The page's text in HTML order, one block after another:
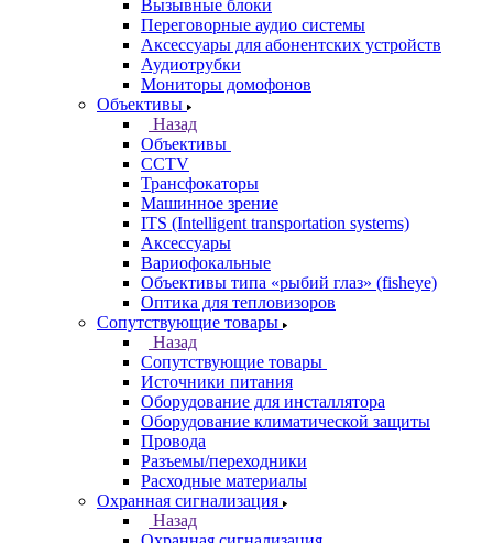
Вызывные блоки
Переговорные аудио системы
Аксессуары для абонентских устройств
Аудиотрубки
Мониторы домофонов
Объективы
Назад
Объективы
CCTV
Трансфокаторы
Машинное зрение
ITS (Intelligent transportation systems)
Аксессуары
Вариофокальные
Объективы типа «рыбий глаз» (fisheye)
Оптика для тепловизоров
Сопутствующие товары
Назад
Сопутствующие товары
Источники питания
Оборудование для инсталлятора
Оборудование климатической защиты
Провода
Разъемы/переходники
Расходные материалы
Охранная сигнализация
Назад